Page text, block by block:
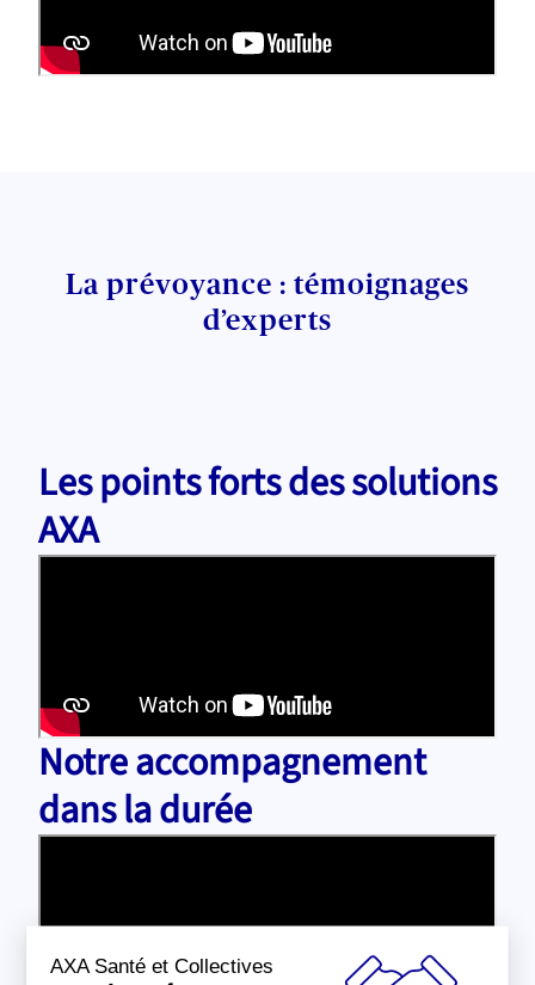
La prévoyance : témoignages
d’experts
Les points forts des solutions
AXA
Notre accompagnement
dans la durée
AXA Santé et Collectives